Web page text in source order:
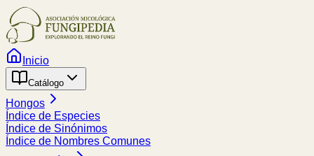
Inicio
Catálogo
Hongos
Índice de Especies
Índice de Sinónimos
Índice de Nombres Comunes